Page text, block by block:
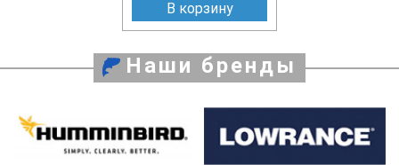
В корзину
Наши бренды